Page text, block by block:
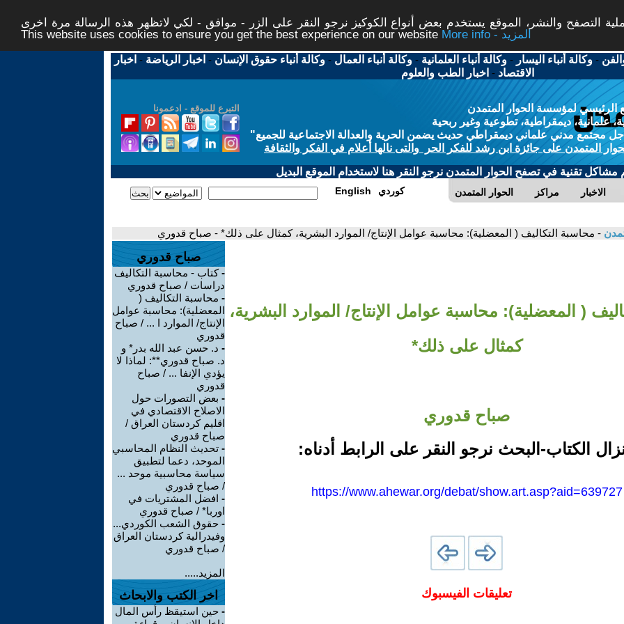
التصفح والنشر، الموقع يستخدم بعض أنواع الكوكيز نرجو النقر على الزر - موافق - لكي لاتظهر هذه الرسالة مرة اخرى -
This website uses cookies to ensure you get the best experience on our website
More info - المزيد
-وكالة أنباء اليسار -وكالة أنباء العلمانية -وكالة أنباء العمال -وكالة أنباء حقوق الإنسان - اخبار الرياضة - اخبار
الاقتصاد - اخبار الطب والعلوم
التبرع للموقع - ادعمونا
الرئيسي لمؤسسة الحوار المتمدن
علمانية، ديمقراطية، تطوعية وغير ربحية
مجتمع مدني علماني ديمقراطي حديث يضمن الحرية والعدالة الاجتماعية للجميع"
المتمدن على جائزة ابن رشد للفكر الحر والتى نالها أعلام في الفكر والثقافة
مشاكل تقنية في تصفح الحوار المتمدن نرجو النقر هنا لاستخدام الموقع البديل
الحوار المتمدن مراكز الاخبار English كوردي
- محاسبة التكاليف ( المعضلية): محاسبة عوامل الإنتاج/ الموارد البشرية، كمثال على ذلك* - صباح قدوري
( المعضلية): محاسبة عوامل الإنتاج/ الموارد البشرية،
كمثال على ذلك*
صباح قدوري
الكتاب-البحث نرجو النقر على الرابط أدناه:
https://www.ahewar.org/debat/show.art.asp?aid=639727
تعليقات الفيسبوك
صباح قدوري
-كتاب - محاسبة التكاليف
دراسات / صباح قدوري
- محاسبة التكاليف (
المعضلية): محاسبة عوامل
الإنتاج/ الموارد ا ... / صباح
قدوري
- د. حسن عبد الله بدر* و
د. صباح قدوري**: لماذا لا
يؤدي الإنفا ... / صباح
قدوري
- بعض التصورات حول
الاصلاح الاقتصادي في
اقليم كردستان العراق /
صباح قدوري
- تحديث النظام المحاسبي
الموحد، دعما لتطبيق
سياسة محاسبية موحد ...
/ صباح قدوري
- افضل المشتريات في
اوربا* / صباح قدوري
- حقوق الشعب الكوردي...
وفيدرالية كردستان العراق
/ صباح قدوري
المزيد.....
اخر الكتب والابحاث
- حين استيقظ رأس المال